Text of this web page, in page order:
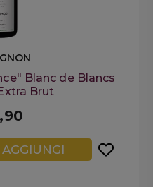
Blanc de Blancs
Brut
AGGIUNGI